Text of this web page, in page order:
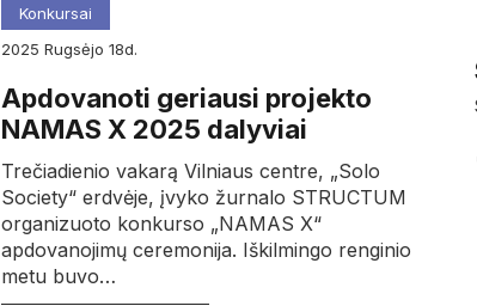
Konkursai
2025
rugsėjo 18d.
Apdovanoti geriausi projekto
NAMAS X 2025 dalyviai
Trečiadienio vakarą Vilniaus centre, „Solo
Society“ erdvėje, įvyko žurnalo STRUCTUM
organizuoto konkurso „NAMAS X“
apdovanojimų ceremonija. Iškilmingo renginio
metu buvo…